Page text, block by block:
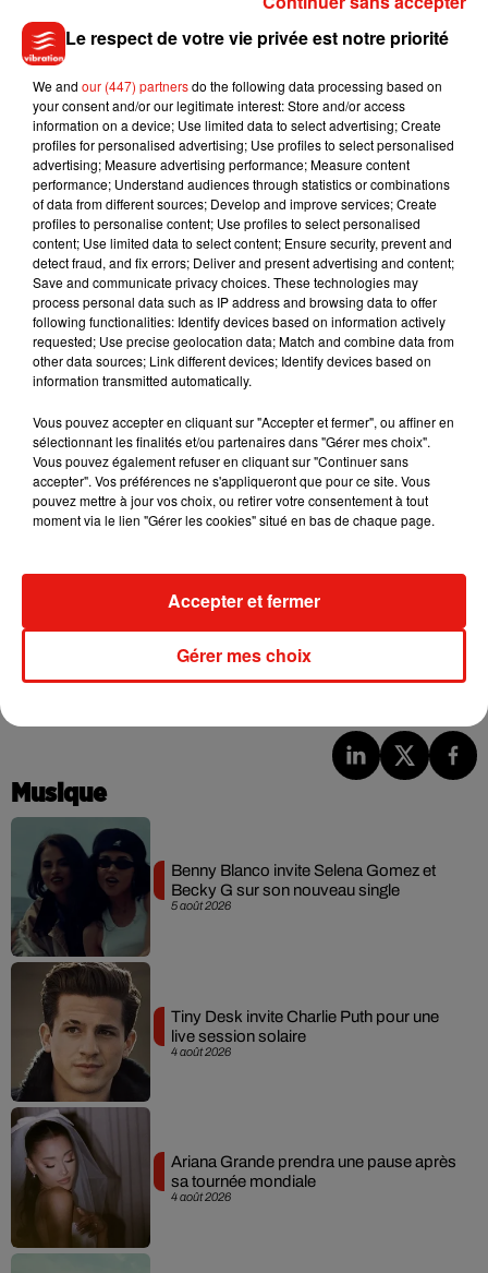
Le groupe dirigé par Maxime Saada a ainsi refusé ces
dernières semaines de négocier de "gré à gré" avec la Ligue
pour racheter les droits TV vacants. Il a également indiqué
qu'il souhaitait restituer le lot de matches qu'il diffuse (20%
de la L1 pour 330 M EUR annuels). Et lundi, il n'a pas voulu
participer à la consultation de marché lancée par la LFP sur
les lots de Mediapro, demandant un appel d'offres global qui
incluerait le sien.
En parallèle, Canal est assignée en justice par Mediapro
pour "abus de position dominante" sur le marché, a elle-
même déposé une assignation contraire à l'encontre de
Mediapro cet automne... Et a également assigné la LFP en
réattribution des droits...
Cet accord peut-il apaiser le conflit et ramener Canal+ à la
table des négociations ? Il faut le souhaiter pour le football
français, car en attendant, chaque week-end de
les clubs.
(Avec AFP)
Musique
5 août 2026
Benny Blanco invite Selena Gomez et
Becky G sur son nouveau single
4 août 2026
Tiny Desk invite Charlie Puth pour une
live session solaire
4 août 2026
Ariana Grande prendra une pause après
sa tournée mondiale
Le respect de votre vie privée est notre priorité
We and our (447) partnersdo the following data processing based on
your consent and/or our legitimate interest: Store and/or access
information on a device; Use limited data to select advertising; Create
profiles for personalised advertising; Use profiles to select personalised
advertising; Measure advertising performance; Measure content
performance; Understand audiences through statistics or combinations
of data from different sources; Develop and improve services; Create
profiles to personalise content; Use profiles to select personalised
content; Use limited data to select content; Ensure security, prevent and
detect fraud, and fix errors; Deliver and present advertising and content;
Save and communicate privacy choices. These technologies may
process personal data such as IP address and browsing data to offer
following functionalities: Identify devices based on information actively
requested; Use precise geolocation data; Match and combine data from
other data sources; Link different devices; Identify devices based on
information transmitted automatically.
Vous pouvez accepter en cliquant sur "Accepter et fermer", ou affiner en
sélectionnant les finalités et/ou partenaires dans "Gérer mes choix".
Vous pouvez également refuser en cliquant sur "Continuer sans
accepter". Vos préférences ne s'appliqueront que pour ce site. Vous
pouvez mettre à jour vos choix, ou retirer votre consentement à tout
moment via le lien "Gérer les cookies" situé en bas de chaque page.
Gérer mes choix
Accepter et fermer